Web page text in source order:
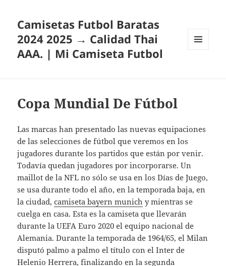
Camisetas Futbol Baratas
2024 2025 → Calidad Thai
AAA. | Mi Camiseta Futbol
Copa Mundial De Fútbol
Las marcas han presentado las nuevas equipaciones
de las selecciones de fútbol que veremos en los
jugadores durante los partidos que están por venir.
Todavía quedan jugadores por incorporarse. Un
maillot de la NFL no sólo se usa en los Días de Juego,
se usa durante todo el año, en la temporada baja, en
la ciudad,camiseta bayern munich y mientras se
cuelga en casa. Esta es la camiseta que llevarán
durante la UEFA Euro 2020 el equipo nacional de
Alemania. Durante la temporada de 1964/65, el Milan
disputó palmo a palmo el título con el Inter de
Helenio Herrera, finalizando en la segunda